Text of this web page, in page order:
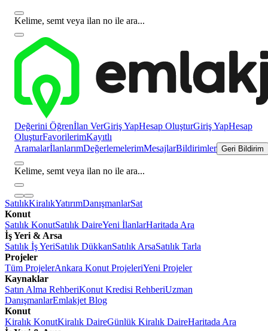
Kelime, semt veya ilan no ile ara...
Değerini Öğrenİlan VerGiriş YapHesap OluşturGiriş YapHesap
OluşturFavorilerimKayıtlı
AramalarİlanlarımDeğerlemelerimMesajlarBildirimler Geri Bildirim
Kelime, semt veya ilan no ile ara...
SatılıkKiralıkYatırımDanışmanlarSat
Konut
Satılık KonutSatılık DaireYeni İlanlarHaritada Ara
İş Yeri & Arsa
Satılık İş YeriSatılık DükkanSatılık ArsaSatılık Tarla
Projeler
Tüm ProjelerAnkara Konut ProjeleriYeni Projeler
Kaynaklar
Satın Alma RehberiKonut Kredisi RehberiUzman
DanışmanlarEmlakjet Blog
Konut
Kiralık KonutKiralık DaireGünlük Kiralık DaireHaritada Ara